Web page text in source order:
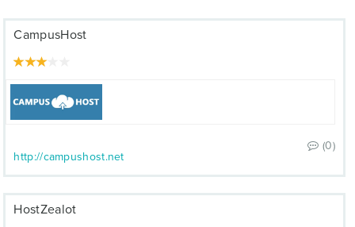
CampusHost
(0)
http://campushost.net
HostZealot